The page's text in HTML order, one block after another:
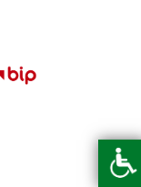
Otwórz pasek narzędzi